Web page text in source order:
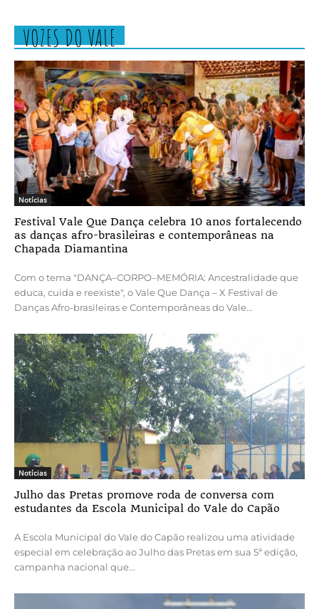
VOZES DO VALE
Notícias
Festival Vale Que Dança celebra 10 anos fortalecendo
as danças afro-brasileiras e contemporâneas na
Chapada Diamantina
Com o tema "DANÇA–CORPO–MEMÓRIA: Ancestralidade que
educa, cuida e reexiste", o Vale Que Dança – X Festival de
Danças Afro-brasileiras e Contemporâneas do Vale...
Notícias
Julho das Pretas promove roda de conversa com
estudantes da Escola Municipal do Vale do Capão
A Escola Municipal do Vale do Capão realizou uma atividade
especial em celebração ao Julho das Pretas em sua 5ª edição,
campanha nacional que...